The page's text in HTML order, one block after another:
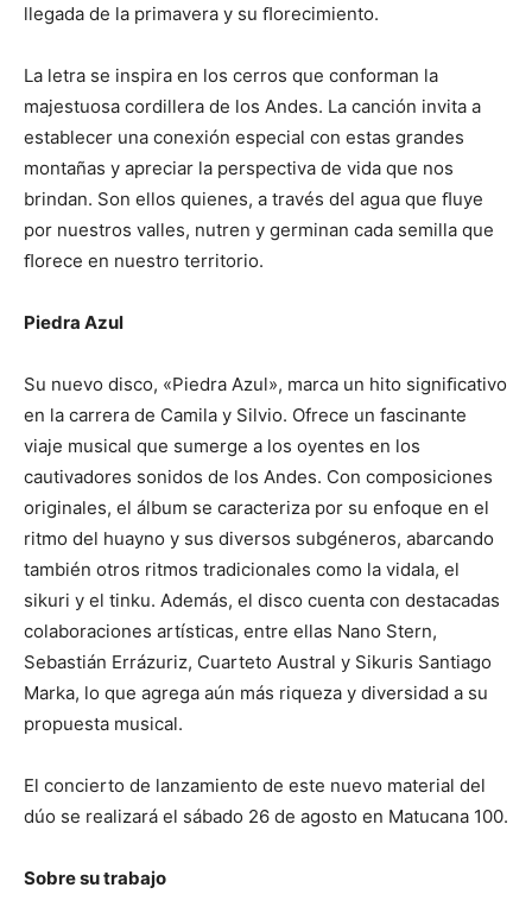
llegada de la primavera y su ﬂorecimiento.
La letra se inspira en los cerros que conforman la
majestuosa cordillera de los Andes. La canción invita a
establecer una conexión especial con estas grandes
montañas y apreciar la perspectiva de vida que nos
brindan. Son ellos quienes, a través del agua que ﬂuye
por nuestros valles, nutren y germinan cada semilla que
ﬂorece en nuestro territorio.
Piedra Azul
Su nuevo disco, «Piedra Azul», marca un hito signiﬁcativo
en la carrera de Camila y Silvio. Ofrece un fascinante
viaje musical que sumerge a los oyentes en los
cautivadores sonidos de los Andes. Con composiciones
originales, el álbum se caracteriza por su enfoque en el
ritmo del huayno y sus diversos subgéneros, abarcando
también otros ritmos tradicionales como la vidala, el
sikuri y el tinku. Además, el disco cuenta con destacadas
colaboraciones artísticas, entre ellas Nano Stern,
Sebastián Errázuriz, Cuarteto Austral y Sikuris Santiago
Marka, lo que agrega aún más riqueza y diversidad a su
propuesta musical.
El concierto de lanzamiento de este nuevo material del
dúo se realizará el sábado 26 de agosto en Matucana 100.
Sobre su trabajo